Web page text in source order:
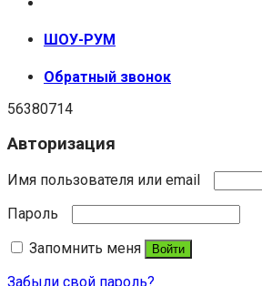
ШОУ-РУМ
Обратный звонок
56380714
Авторизация
Имя пользователя или email
Пароль
Запомнить меня
Войти
Забыли свой пароль?